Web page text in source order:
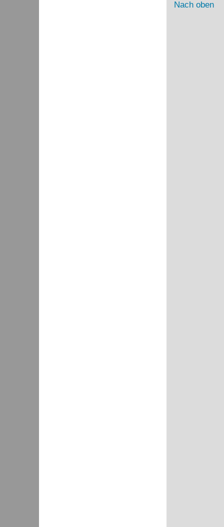
Nach oben